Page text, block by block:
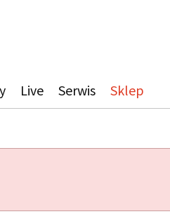
Live Serwis Sklep